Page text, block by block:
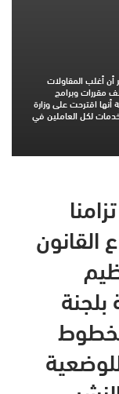
أغلب المقاولات
مقررات وبرامج
اقترحت على وزارة
لكل العاملين في